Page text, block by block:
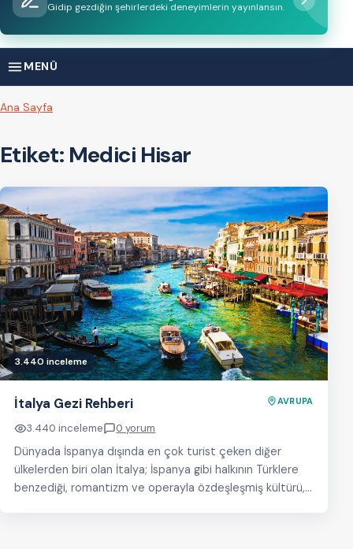
Gidip gezdiğin şehirlerdeki deneyimlerin yayınlansın.
MENÜ
Ana Sayfa
Etiket: Medici Hisar
3.440 inceleme
İtalya Gezi Rehberi AVRUPA
3.440 inceleme 0 yorum
Dünyada İspanya dışında en çok turist çeken diğer
ülkelerden biri olan İtalya; İspanya gibi halkının Türklere
benzediği, romantizm ve operayla özdeşleşmiş kültürü,…